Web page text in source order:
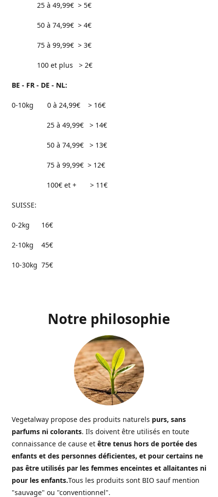
25 à 49,99€ > 5€
50 à 74,99€ > 4€
75 à 99,99€ > 3€
100 et plus > 2€
BE - FR - DE - NL:
0-10kg 0 à 24,99€ > 16€
25 à 49,99€ > 14€
50 à 74,99€ > 13€
75 à 99,99€ > 12€
100€ et + > 11€
SUISSE:
0-2kg 16€
2-10kg 45€
10-30kg 75€
Notre philosophie
Vegetalway propose des produits naturels purs, sans
parfums ni colorants. Ils doivent être utilisés en toute
connaissance de cause et être tenus hors de portée des
enfants et des personnes déficientes, et pour certains ne
pas être utilisés par les femmes enceintes et allaitantes ni
pour les enfants.Tous les produits sont BIO sauf mention
"sauvage" ou "conventionnel".